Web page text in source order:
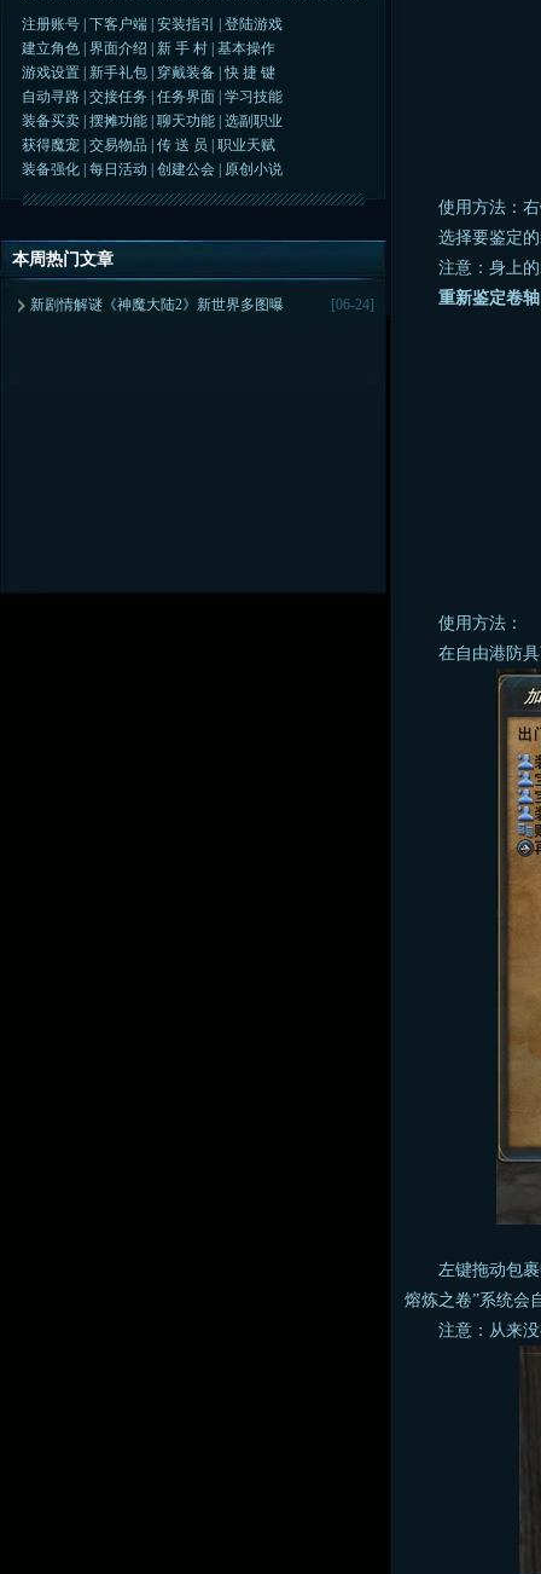
注册账号 |下客户端 |安装指引 |登陆游戏
建立角色 |界面介绍 新 手 村 |基本操作
游戏设置
新手礼包 穿戴装备 |快 捷 键
自动寻路 |交接任务 |任务界面 |学习技能
装备买卖 |摆摊功能 |聊天功能 |选副职业
获得魔宠 |交易物品 |传 送 员 |职业天赋
装备强化 |每日活动 |创建公会 原创小说
本周热门文章
[06-24]
新剧情解谜《神魔大陆2》新世界多图曝
使用方法：右
选择要鉴定的
注意：身上的
重新鉴定卷轴
使用方法：
在自由港防具
左键拖动包裹
熔炼之卷”系统会
注意：从来没